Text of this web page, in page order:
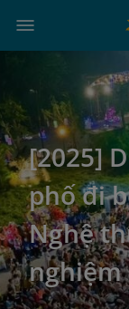
[2025]
phố đi
Nghệ
nghiệm